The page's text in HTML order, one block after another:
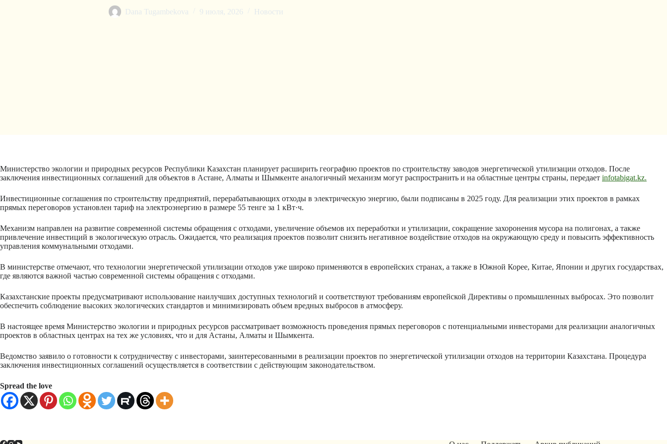
Dana Tugambekova 9 июля, 2026 Новости
Министерство экологии и природных ресурсов Республики Казахстан планирует расширить географию проектов по строительству заводов энергетической утилизации отходов. После
заключения инвестиционных соглашений для объектов в Астане, Алматы и Шымкенте аналогичный механизм могут распространить и на областные центры страны, передает infotabigat.kz.
Инвестиционные соглашения по строительству предприятий, перерабатывающих отходы в электрическую энергию, были подписаны в 2025 году. Для реализации этих проектов в рамках
прямых переговоров установлен тариф на электроэнергию в размере 55 тенге за 1 кВт·ч.
Механизм направлен на развитие современной системы обращения с отходами, увеличение объемов их переработки и утилизации, сокращение захоронения мусора на полигонах, а также
привлечение инвестиций в экологическую отрасль. Ожидается, что реализация проектов позволит снизить негативное воздействие отходов на окружающую среду и повысить эффективность
управления коммунальными отходами.
В министерстве отмечают, что технологии энергетической утилизации отходов уже широко применяются в европейских странах, а также в Южной Корее, Китае, Японии и других государствах,
где являются важной частью современной системы обращения с отходами.
Казахстанские проекты предусматривают использование наилучших доступных технологий и соответствуют требованиям европейской Директивы о промышленных выбросах. Это позволит
обеспечить соблюдение высоких экологических стандартов и минимизировать объем вредных выбросов в атмосферу.
В настоящее время Министерство экологии и природных ресурсов рассматривает возможность проведения прямых переговоров с потенциальными инвесторами для реализации аналогичных
проектов в областных центрах на тех же условиях, что и для Астаны, Алматы и Шымкента.
Ведомство заявило о готовности к сотрудничеству с инвесторами, заинтересованными в реализации проектов по энергетической утилизации отходов на территории Казахстана. Процедура
заключения инвестиционных соглашений осуществляется в соответствии с действующим законодательством.
Spread the love